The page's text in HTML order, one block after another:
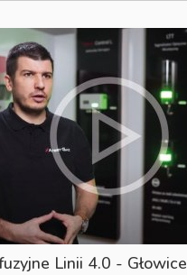
Linii 4.0 - Głowice